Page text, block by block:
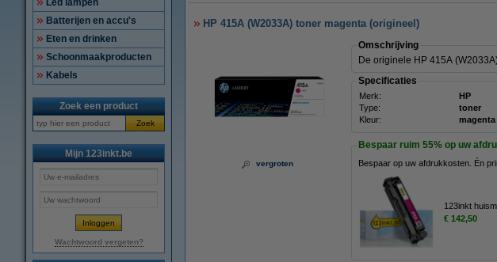
Led lampen
Batterijen en accu's
Eten en drinken
Schoonmaakproducten
Kabels
Zoek een product
Zoek
Mijn 123inkt.be
Wachtwoord vergeten?
HP 415A (W2033A) toner magenta (origineel)
vergroten
Omschrijving
De originele HP 415A
Specificaties
Merk: HP
Type:
toner
Kleur:
magenta
Bespaar ruim 55% op uw
Bespaar op uw afdrukkosten. Én
123inkt
€ 142,50